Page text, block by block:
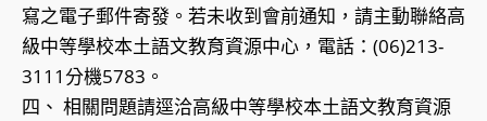
寫之電子郵件寄發。若未收到會前通知，請主動聯絡高
級中等學校本土語文教育資源中心，電話：(06)213-
3111分機5783。
四、 相關問題請逕洽高級中等學校本土語文教育資源